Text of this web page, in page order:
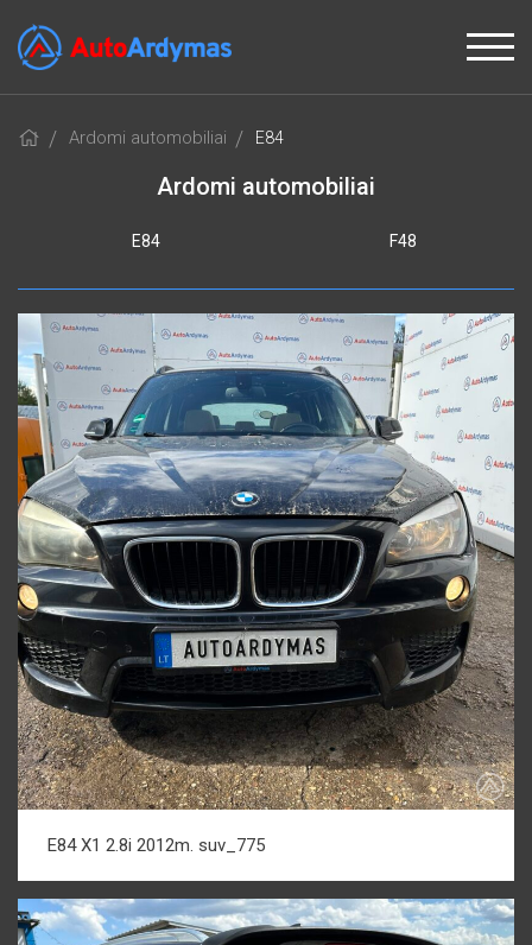
Ardomi automobiliai E84
Ardomi automobiliai
E84 F48
E84 X1 2.8i 2012m. suv_775